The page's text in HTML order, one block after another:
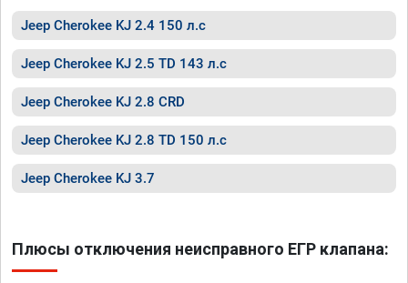
Jeep Cherokee KJ 2.4 150 л.с
Jeep Cherokee KJ 2.5 TD 143 л.с
Jeep Cherokee KJ 2.8 CRD
Jeep Cherokee KJ 2.8 TD 150 л.с
Jeep Cherokee KJ 3.7
Плюсы отключения неисправного ЕГР клапана: